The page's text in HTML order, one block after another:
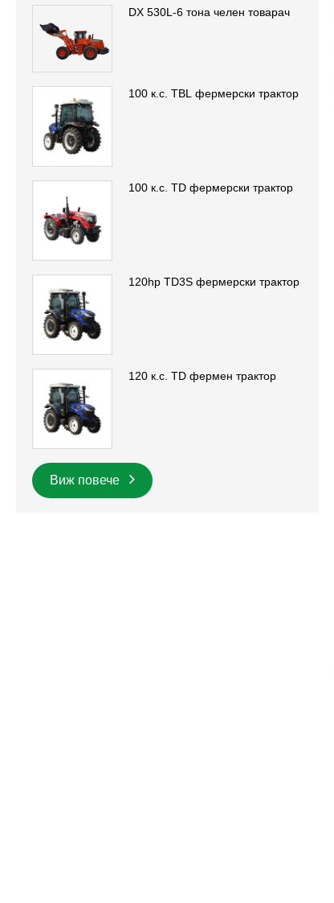
DX 530L-6 тона челен товарач
100 к.с. TBL фермерски трактор
100 к.с. TD фермерски трактор
120hp TD3S фермерски трактор
120 к.с. TD фермен трактор
Виж повече